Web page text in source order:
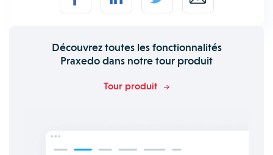
Découvrez toutes les fonctionnalités
Praxedo dans notre tour produit
Tour produit